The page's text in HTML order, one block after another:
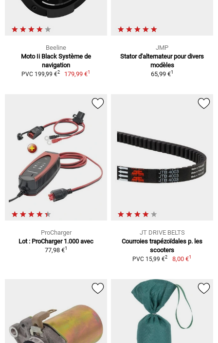
Beeline
Moto Ii Black Système de
navigation
PVC 199,99 €2 179,99 €1
JMP
Stator d'alternateur pour divers
modèles
65,99 €1
ProCharger
Lot : ProCharger 1.000 avec
77,98 €1
JT DRIVE BELTS
Courroies trapézoïdales p. les
scooters
PVC 15,99 €2 8,00 €1